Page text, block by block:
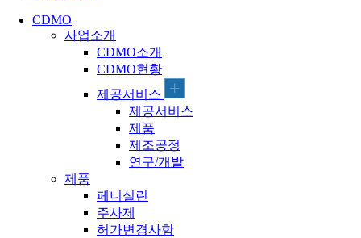
CDMO
사업소개
CDMO소개
CDMO현황
제공서비스
제공서비스
제품
제조공정
연구/개발
제품
페니실린
주사제
허가변경사항